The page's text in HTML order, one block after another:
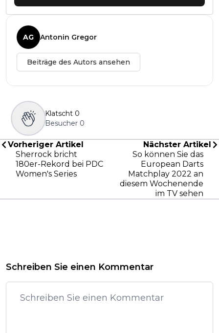
AG Antonin Gregor
Beiträge des Autors ansehen
Klatscht 0
Besucher 0
Vorheriger Artikel
Sherrock bricht
180er-Rekord bei PDC
Women's Series
Nächster Artikel
So können Sie das
European Darts
Matchplay 2022 an
diesem Wochenende
im TV sehen
Schreiben Sie einen Kommentar